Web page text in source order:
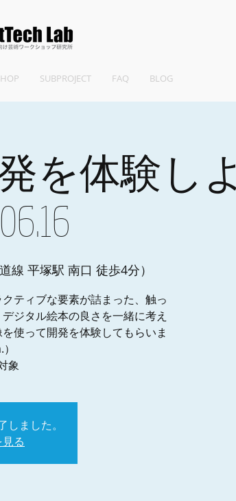
SUBPROJECT FAQ BLOG
を体験しよ
線 平塚駅 南口 徒歩4分）
ティブな要素が詰まった、触っ
ジタル絵本の良さを一緒に考え
使って開発を体験してもらいま
象
ました。
る